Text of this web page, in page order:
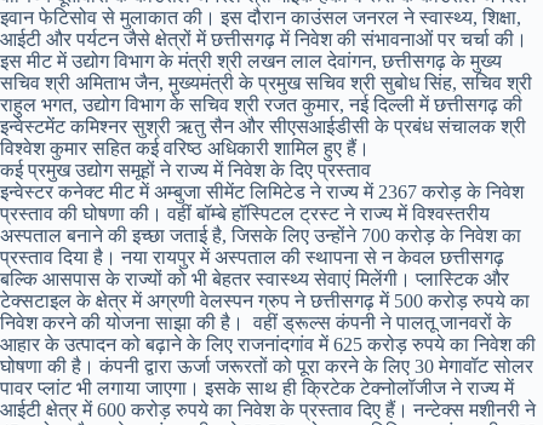
इवान फेटिसोव से मुलाकात की। इस दौरान काउंसल जनरल ने स्वास्थ्य, शिक्षा,
आईटी और पर्यटन जैसे क्षेत्रों में छत्तीसगढ़ में निवेश की संभावनाओं पर चर्चा की।
इस मीट में उद्योग विभाग के मंत्री श्री लखन लाल देवांगन, छत्तीसगढ़ के मुख्य
सचिव श्री अमिताभ जैन, मुख्यमंत्री के प्रमुख सचिव श्री सुबोध सिंह, सचिव श्री
राहुल भगत, उद्योग विभाग के सचिव श्री रजत कुमार, नई दिल्ली में छत्तीसगढ़ की
इन्वेस्टमेंट कमिश्नर सुश्री ऋतु सैन और सीएसआईडीसी के प्रबंध संचालक श्री
विश्वेश कुमार सहित कई वरिष्ठ अधिकारी शामिल हुए हैं।
कई प्रमुख उद्योग समूहों ने राज्य में निवेश के दिए प्रस्ताव
इन्वेस्टर कनेक्ट मीट में अम्बुजा सीमेंट लिमिटेड ने राज्य में 2367 करोड़ के निवेश
प्रस्ताव की घोषणा की। वहीं बॉम्बे हॉस्पिटल ट्रस्ट ने राज्य में विश्वस्तरीय
अस्पताल बनाने की इच्छा जताई है, जिसके लिए उन्होंने 700 करोड़ के निवेश का
प्रस्ताव दिया है। नया रायपुर में अस्पताल की स्थापना से न केवल छत्तीसगढ़
बल्कि आसपास के राज्यों को भी बेहतर स्वास्थ्य सेवाएं मिलेंगी। प्लास्टिक और
टेक्सटाइल के क्षेत्र में अग्रणी वेलस्पन ग्रुप ने छत्तीसगढ़ में 500 करोड़ रुपये का
निवेश करने की योजना साझा की है। वहीं ड्रूल्स कंपनी ने पालतू जानवरों के
आहार के उत्पादन को बढ़ाने के लिए राजनांदगांव में 625 करोड़ रुपये का निवेश की
घोषणा की है। कंपनी द्वारा ऊर्जा जरूरतों को पूरा करने के लिए 30 मेगावॉट सोलर
पावर प्लांट भी लगाया जाएगा। इसके साथ ही क्रिटेक टेक्नोलॉजीज ने राज्य में
आईटी क्षेत्र में 600 करोड़ रुपये का निवेश के प्रस्ताव दिए हैं। नन्टेक्स मशीनरी ने